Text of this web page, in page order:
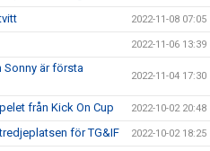
2022-11-08 07:05
2022-11-06 13:39
Sonny är första
2022-11-04 17:30
från Kick On Cup 2022-10-02 20:48
för TG&IF 2022-10-02 18:25